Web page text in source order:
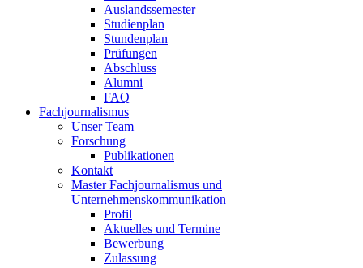
Auslandssemester
Studienplan
Stundenplan
Prüfungen
Abschluss
Alumni
FAQ
Fachjournalismus
Unser Team
Forschung
Publikationen
Kontakt
Master Fachjournalismus und
Unternehmenskommunikation
Profil
Aktuelles und Termine
Bewerbung
Zulassung